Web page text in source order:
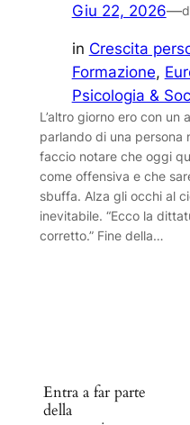
Giu 22, 2026—
in Crescita
Formazione,
Psicologia &
L’altro giorno ero con un
parlando di una persona
faccio notare che oggi
come offensiva e che
sbuffa. Alza gli occhi al
inevitabile. “Ecco la
corretto.” Fine della…
Entra a far parte
della